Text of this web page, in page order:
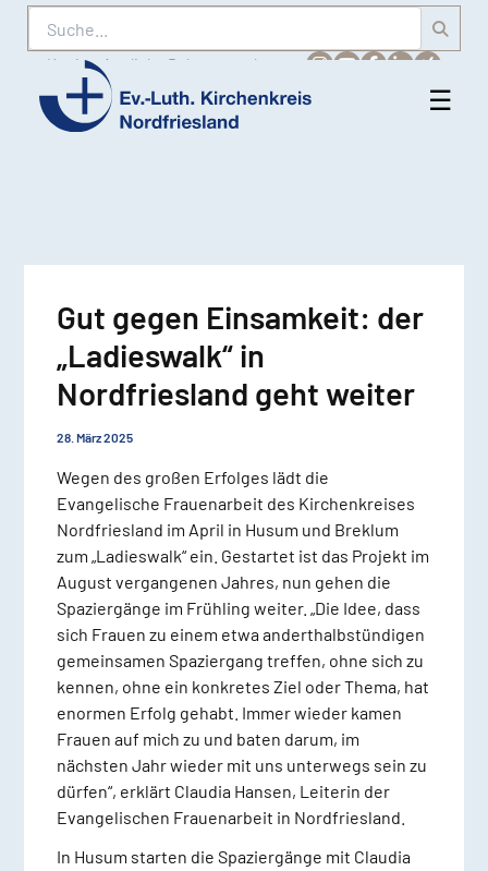
Suche
Karriere Amtliche Bekanntmachungen
Ev.-
☰
Gut gegen Einsamkeit: der
„Ladieswalk“ in
Nordfriesland geht weiter
28. März 2025
Wegen des großen Erfolges lädt die
Evangelische Frauenarbeit des Kirchenkreises
Nordfriesland im April in Husum und Breklum
zum „Ladieswalk“ ein. Gestartet ist das Projekt im
August vergangenen Jahres, nun gehen die
Spaziergänge im Frühling weiter. „Die Idee, dass
sich Frauen zu einem etwa anderthalbstündigen
gemeinsamen Spaziergang treffen, ohne sich zu
kennen, ohne ein konkretes Ziel oder Thema, hat
enormen Erfolg gehabt. Immer wieder kamen
Frauen auf mich zu und baten darum, im
nächsten Jahr wieder mit uns unterwegs sein zu
dürfen“, erklärt Claudia Hansen, Leiterin der
Evangelischen Frauenarbeit in Nordfriesland.
In Husum starten die Spaziergänge mit Claudia